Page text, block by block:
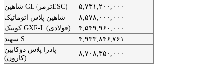
شاهین GL (ترمزESC)
۵,۷۳۱,۲۰۰,۰۰۰
شاهین پلاس اتوماتیک
۸,۵۷۸,۰۰۰,۰۰۰
کوییک GXR-L (فولادی)
۴,۵۴۹,۹۶۰,۰۰۰
سهند S
۴,۹۳۳,۸۴۶,۷۶۱
پادرا پلاس دوکابین
(کارون)
۸,۷۰۸,۳۵۰,۰۰۰